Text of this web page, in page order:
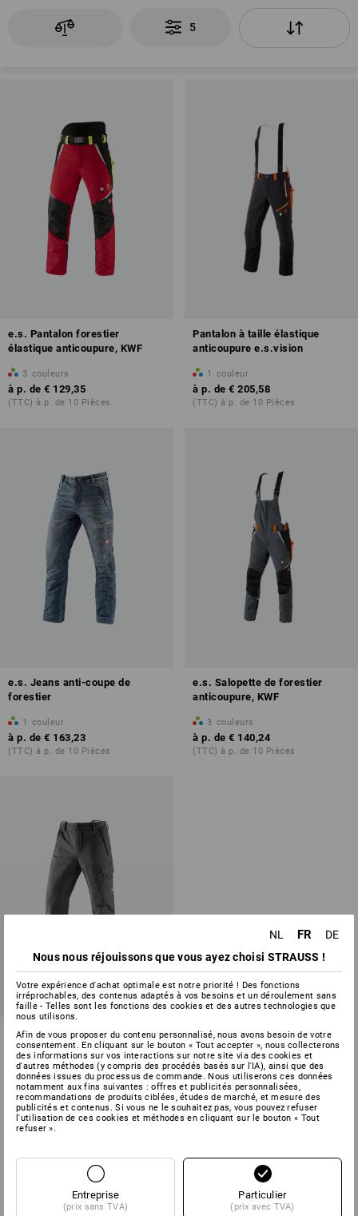
5
e.s. Pantalon forestier
élastique anticoupure, KWF
3 couleurs
à p. de € 129,35
(TTC) à p. de 10 Pièces
Pantalon à taille élastique
anticoupure e.s.vision
1 couleur
à p. de € 205,58
(TTC) à p. de 10 Pièces
e.s. Jeans anti-coupe de
forestier
1 couleur
à p. de € 163,23
(TTC) à p. de 10 Pièces
e.s. Salopette de forestier
anticoupure, KWF
3 couleurs
à p. de € 140,24
(TTC) à p. de 10 Pièces
Pantalon forest.élas.
anticoupure e.s.cotton touch
2 couleurs
à p. de € 157,18
(TTC) à p. de 10 Pièces
Vous avez déjà consulté 5 articles sur un total de 5 articles.
NL FR
DE
Nous nous réjouissons que vous ayez choisi STRAUSS !
Votre expérience d'achat optimale est notre priorité ! Des fonctions
irréprochables, des contenus adaptés à vos besoins et un déroulement sans
faille - Telles sont les fonctions des cookies et des autres technologies que
nous utilisons.
Afin de vous proposer du contenu personnalisé, nous avons besoin de votre
consentement. En cliquant sur le bouton « Tout accepter », nous collecterons
des informations sur vos interactions sur notre site via des cookies et
d'autres méthodes (y compris des procédés basés sur l'IA), ainsi que des
données issues du processus de commande. Nous utiliserons ces données
notamment aux fins suivantes : offres et publicités personnalisées,
recommandations de produits ciblées, études de marché, et mesure des
publicités et contenus. Si vous ne le souhaitez pas, vous pouvez refuser
l'utilisation de ces cookies et méthodes en cliquant sur le bouton « Tout
refuser ».
Entreprise
(prix sans TVA)
Particulier
(prix avec TVA)